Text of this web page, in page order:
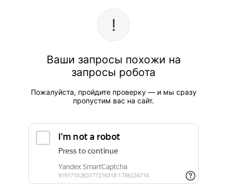
Ваши запросы похожи на
запросы робота
Пожалуйста, пройдите проверку — и мы сразу
пропустим вас на сайт.